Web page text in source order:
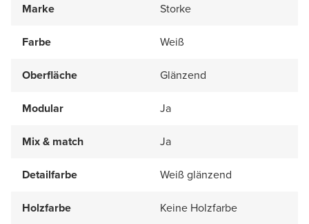
Marke Storke
Farbe Weiß
Oberfläche Glänzend
Modular Ja
Mix & match Ja
Detailfarbe Weiß glänzend
Holzfarbe Keine Holzfarbe